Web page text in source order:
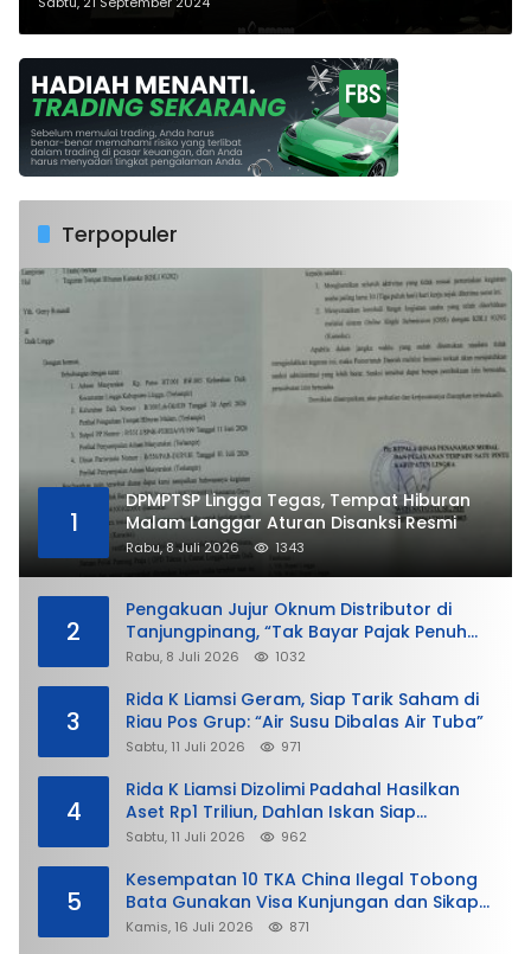
Terpopuler
1
DPMPTSP Lingga Tegas, Tempat Hiburan
Malam Langgar Aturan Disanksi Resmi
Rabu, 8 Juli 2026 1343
2
Pengakuan Jujur Oknum Distributor di
Tanjungpinang, “Tak Bayar Pajak Penuh
demi Untung”
Rabu, 8 Juli 2026 1032
3
Rida K Liamsi Geram, Siap Tarik Saham di
Riau Pos Grup: “Air Susu Dibalas Air Tuba”
Sabtu, 11 Juli 2026 971
4
Rida K Liamsi Dizolimi Padahal Hasilkan
Aset Rp1 Triliun, Dahlan Iskan Siap
Membela
Sabtu, 11 Juli 2026 962
5
Kesempatan 10 TKA China Ilegal Tobong
Bata Gunakan Visa Kunjungan dan Sikap
Lunak Ditjen Imigrasi Kepri?
Kamis, 16 Juli 2026 871